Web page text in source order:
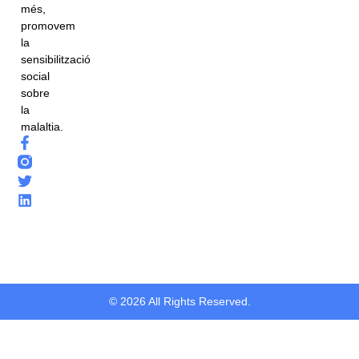
més,
promovem
la
sensibilització
social
sobre
la
malaltia.
© 2026 All Rights Reserved.